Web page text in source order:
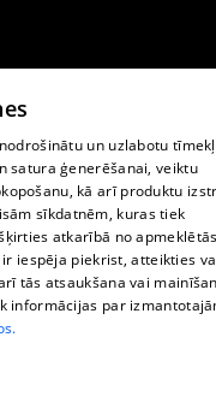
un uzlabotu
satura ģenerēšanai, veiktu
kā arī produktu
sīkdatnēm, kuras tiek
atkarībā no
iespēja piekrist, atteikties
tās atsaukšana vai
informācijas par